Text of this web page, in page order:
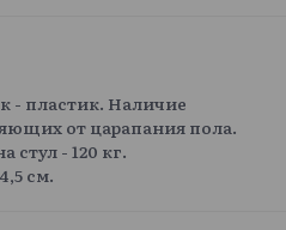
- пластик. Наличие
от царапания пола.
стул - 120 кг.
см.